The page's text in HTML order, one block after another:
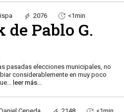
2076 <1min
Pablo G.
pasadas elecciones municipales, no
considerablemente en muy poco
... leer más...